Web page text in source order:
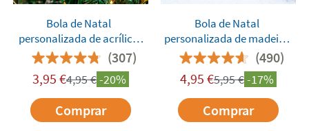
Bola de Natal
personalizada de acrílico
com cores (307)
3,95 €4,95€-20%
Comprar
Bola de Natal
personalizada de madeira
gravada (490)
4,95 €5,95€-17%
Comprar